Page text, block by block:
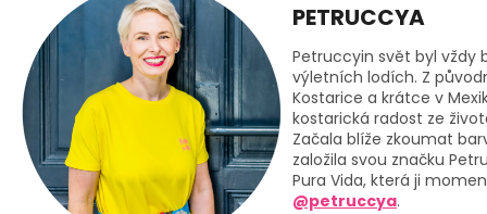
PETRUCCYA
Petruccyin svět byl vždy
výletních lodích. Z
Kostarice a krátce v
kostarická radost ze
Začala blíže zkoumat
založila svou značku
Pura Vida, která ji
@petruccya.